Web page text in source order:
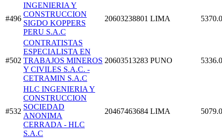
#496
INGENIERIA Y
CONSTRUCCION
SIGDO KOPPERS
PERU S.A.C
20603238801 LIMA
#502
CONTRATISTAS
ESPECIALISTA EN
TRABAJOS MINEROS
Y CIVILES S.A.C. -
CETRAMIN S.A.C
20603513283 PUNO
#532
HLC INGENIERIA Y
CONSTRUCCION
SOCIEDAD
ANONIMA
CERRADA - HLC
S.A.C
20467463684 LIMA